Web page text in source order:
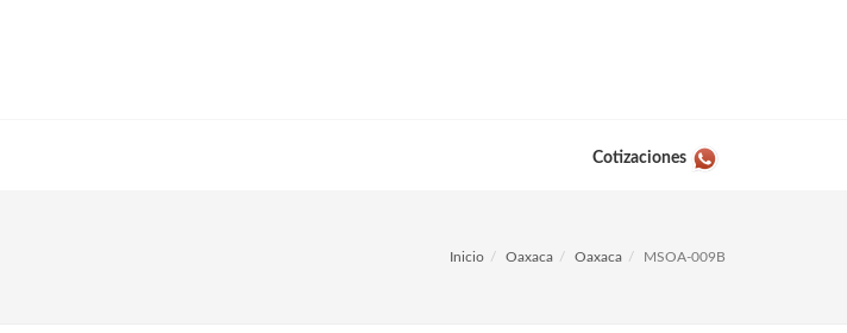
Cotizaciones
Inicio Oaxaca Oaxaca MSOA-009B